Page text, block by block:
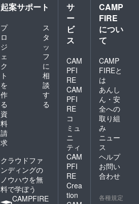
起案サポート
プ
ロ
ジ
ェ
ク
ト
を
作
る
ス
タ
ッ
フ
に
相
談
す
る
資
料
請
求
クラウドファ
ンディングの
ノウハウを無
料で学ぼう
CAMPFIRE
サ
ー
ビ
ス
CAM
PFI
RE
CAM
PFI
RE
コ
ミュ
ニ
ティ
CAM
PFI
RE
Crea
tion
CAMP
FIRE
につい
て
CAMP
FIREと
は
あんし
ん・安
全への
取り組
み
ニュー
ス
ヘルプ
お問い
合わせ
各種規定